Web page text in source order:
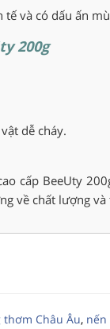
và có dấu ấn
200g
dễ cháy.
cấp BeeUty
về chất lượng
thơm Châu Âu,